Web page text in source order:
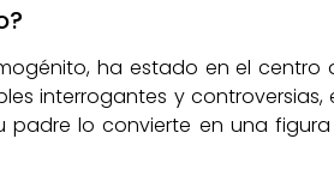
ha estado en el centro
interrogantes y controversias,
padre lo convierte en una